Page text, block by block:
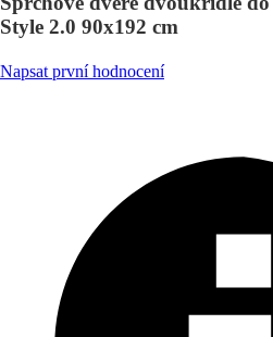
Style 2.0 90x192 cm
Napsat první hodnocení